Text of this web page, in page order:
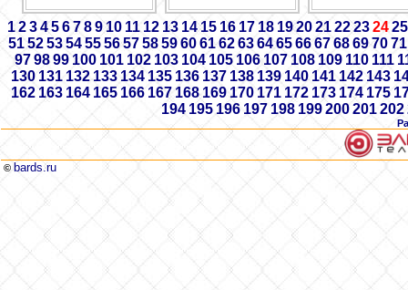
1 2 3 4 5 6 7 8 9 10 11 12 13 1415 16 17 18 19 20 21 22 23 24 25
51 52 53 54 55 56 57 58 59 60 61 62 63 64 65 66 67 68 6970 71
97 98 99 100 101 102 103 104 105 106 107 108 109 110 111
130 131 132133 134 135 136 137 138 139 140 141 142 143
162 163 164 165 166 167 168 169 170 171 172 173 174 175
194 195 196 197 198 199200201202
© bards.ru